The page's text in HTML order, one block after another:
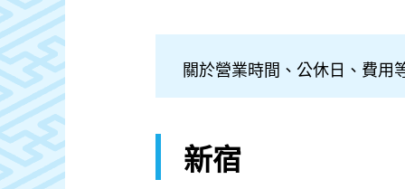
關於營業時間、公休日、費用
新宿